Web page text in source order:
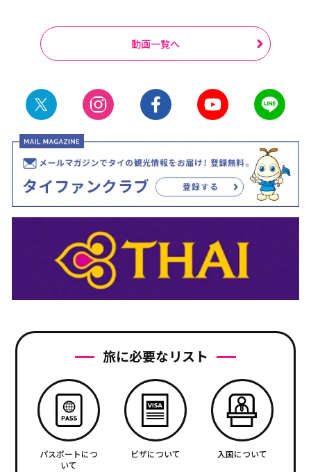
動画一覧へ
旅に必要なリスト
パスポートにつ
いて
ビザについて 入国について